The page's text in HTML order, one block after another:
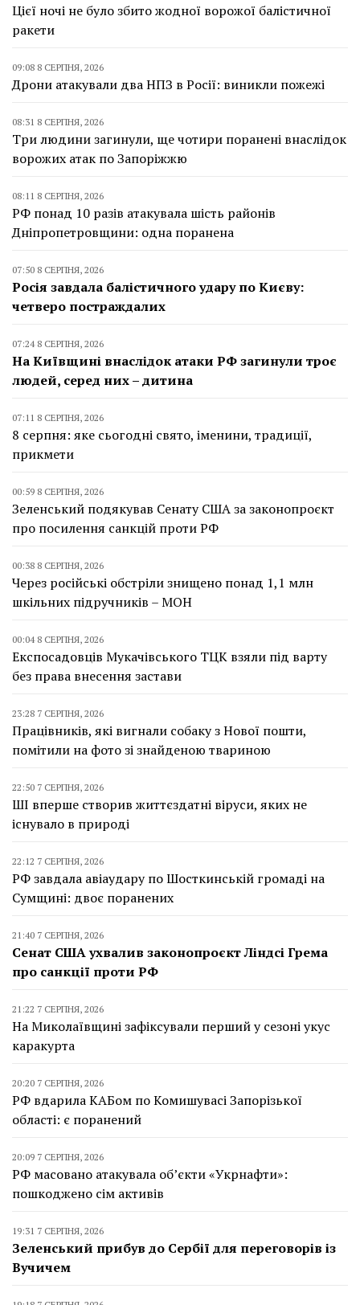
Цієї ночі не було збито жодної ворожої балістичної
ракети
09:08 8 СЕРПНЯ, 2026
Дрони атакували два НПЗ в Росії: виникли пожежі
08:31 8 СЕРПНЯ, 2026
Три людини загинули, ще чотири поранені внаслідок
ворожих атак по Запоріжжю
08:11 8 СЕРПНЯ, 2026
РФ понад 10 разів атакувала шість районів
Дніпропетровщини: одна поранена
07:50 8 СЕРПНЯ, 2026
Росія завдала балістичного удару по Києву:
четверо постраждалих
07:24 8 СЕРПНЯ, 2026
На Київщині внаслідок атаки РФ загинули троє
людей, серед них – дитина
07:11 8 СЕРПНЯ, 2026
8 серпня: яке сьогодні свято, іменини, традиції,
прикмети
00:59 8 СЕРПНЯ, 2026
Зеленський подякував Сенату США за законопроєкт
про посилення санкцій проти РФ
00:38 8 СЕРПНЯ, 2026
Через російські обстріли знищено понад 1,1 млн
шкільних підручників – МОН
00:04 8 СЕРПНЯ, 2026
Експосадовців Мукачівського ТЦК взяли під варту
без права внесення застави
23:28 7 СЕРПНЯ, 2026
Працівників, які вигнали собаку з Нової пошти,
помітили на фото зі знайденою твариною
22:50 7 СЕРПНЯ, 2026
ШІ вперше створив життєздатні віруси, яких не
існувало в природі
22:12 7 СЕРПНЯ, 2026
РФ завдала авіаудару по Шосткинській громаді на
Сумщині: двоє поранених
21:40 7 СЕРПНЯ, 2026
Сенат США ухвалив законопроєкт Ліндсі Грема
про санкції проти РФ
21:22 7 СЕРПНЯ, 2026
На Миколаївщині зафіксували перший у сезоні укус
каракурта
20:20 7 СЕРПНЯ, 2026
РФ вдарила КАБом по Комишувасі Запорізької
області: є поранений
20:09 7 СЕРПНЯ, 2026
РФ масовано атакувала об’єкти «Укрнафти»:
пошкоджено сім активів
19:31 7 СЕРПНЯ, 2026
Зеленський прибув до Сербії для переговорів із
Вучичем